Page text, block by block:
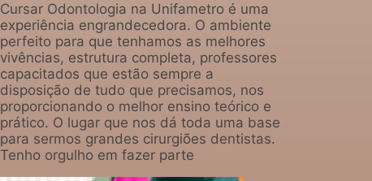
Cursar Odontologia na Unifametro é uma
experiência engrandecedora. O ambiente
perfeito para que tenhamos as melhores
vivências, estrutura completa, professores
capacitados que estão sempre a
disposição de tudo que precisamos, nos
proporcionando o melhor ensino teórico e
prático. O lugar que nos dá toda uma base
para sermos grandes cirurgiões dentistas.
Tenho orgulho em fazer parte